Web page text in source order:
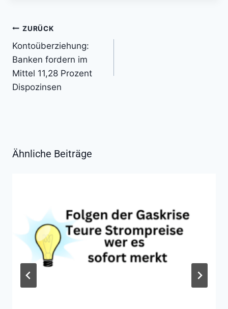
Beitragsnavigation
ZURÜCK
Kontoüberziehung:
Banken fordern im
Mittel 11,28 Prozent
Dispozinsen
Ähnliche Beiträge